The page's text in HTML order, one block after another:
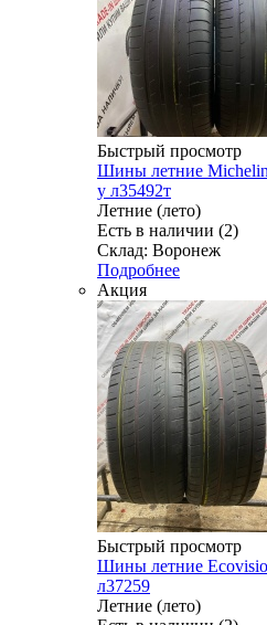
Быстрый просмотр
Шины летние Michelin
у л35492т
Летние (лето)
Есть в наличии (2)
Склад: Воронеж
Подробнее
Акция
Быстрый просмотр
Шины летние
л37259
Летние (лето)